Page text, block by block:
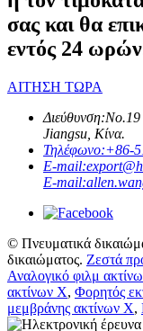
σας και θα
εντός 24
ΑΙΤΗΣΗ ΤΩΡΑ
Διεύθυνση:No.19
Jiangsu, Κίνα.
Τηλέφωνο:+86-
E-mail:
E-mail:
© Πνευματικά
δικαιώματος. Ζεστά
Αναλογικό φιλμ
ακτίνων Χ, Φορητός
μεμβράνης ακτίνων Χ,